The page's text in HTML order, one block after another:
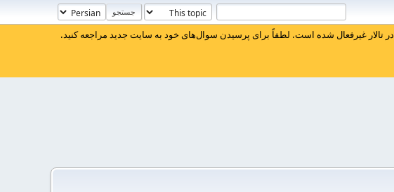
غیرفعال شده است. لطفاً برای پرسیدن سوال‌های خود به سایت جدید مراجعه کنید.